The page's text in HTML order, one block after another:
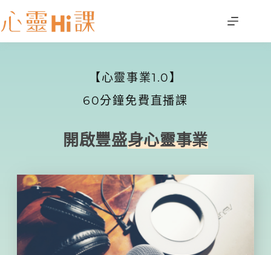
【心靈事業1.0】
60分鐘免費直播課
開啟豐盛身心靈事業